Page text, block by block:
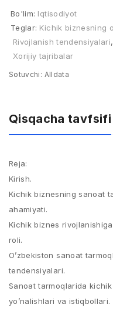
Bo'lim: Iqtisodiyot
Teglar: Kichik biznesning
Rivojlanish tendensiyalari,
Xorijiy tajribalar
Sotuvchi: Alldata
Qisqacha tavfsifi
Reja:
Kirish.
Kichik biznesning sanoat
ahamiyati.
Kichik biznes
roli.
O’zbekiston sanoat
tendensiyalari.
Sanoat tarmoqlarida
yo’nalishlari va istiqbollari.